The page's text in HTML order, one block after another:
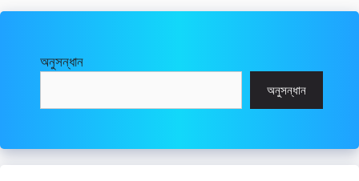
অনুসন্ধান
অনুসন্ধান